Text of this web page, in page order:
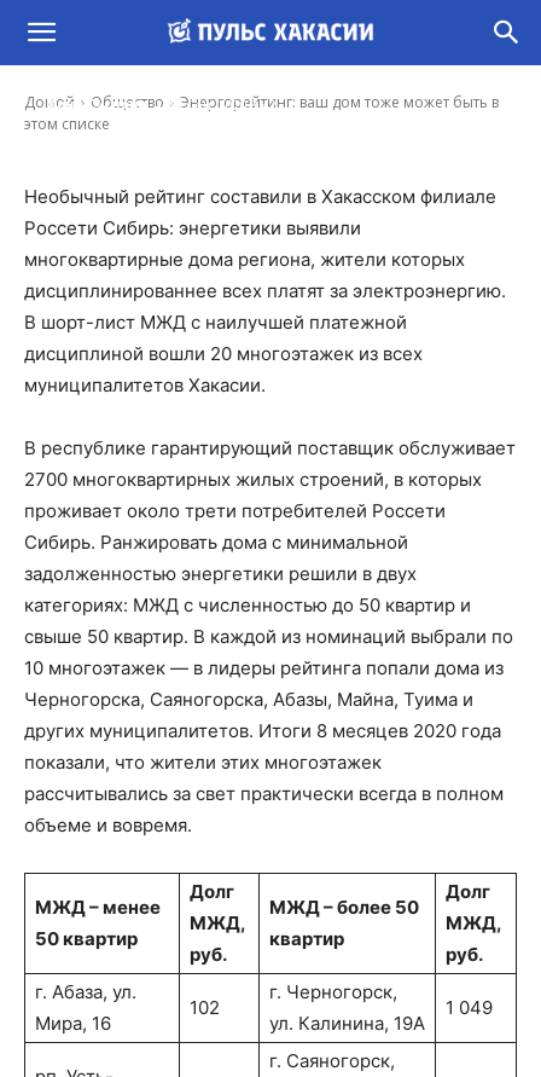
Домой Общество
Энергорейтинг: ваш дом тоже может быть в
этом списке
Энергорейтинг: ваш дом тоже может быть в
этом списке
Иона Суслова - 16 Сен, 2020 8:42
Необычный рейтинг составили в Хакасском филиале
Россети Сибирь: энергетики выявили
многоквартирные дома региона, жители которых
дисциплинированнее всех платят за электроэнергию.
В шорт-лист МЖД с наилучшей платежной
дисциплиной вошли 20 многоэтажек из всех
муниципалитетов Хакасии.
В республике гарантирующий поставщик обслуживает
2700 многоквартирных жилых строений, в которых
проживает около трети потребителей Россети
Сибирь. Ранжировать дома с минимальной
задолженностью энергетики решили в двух
категориях: МЖД с численностью до 50 квартир и
свыше 50 квартир. В каждой из номинаций выбрали по
10 многоэтажек — в лидеры рейтинга попали дома из
Черногорска, Саяногорска, Абазы, Майна, Туима и
других муниципалитетов. Итоги 8 месяцев 2020 года
показали, что жители этих многоэтажек
рассчитывались за свет практически всегда в полном
объеме и вовремя.
МЖД – менее
50 квартир
Долг
МЖД,
руб.
МЖД – более 50
квартир
Долг
МЖД,
руб.
г. Абаза, ул.
Мира, 16
102
г. Черногорск,
ул. Калинина, 19А
1 049
г. Саяногорск,